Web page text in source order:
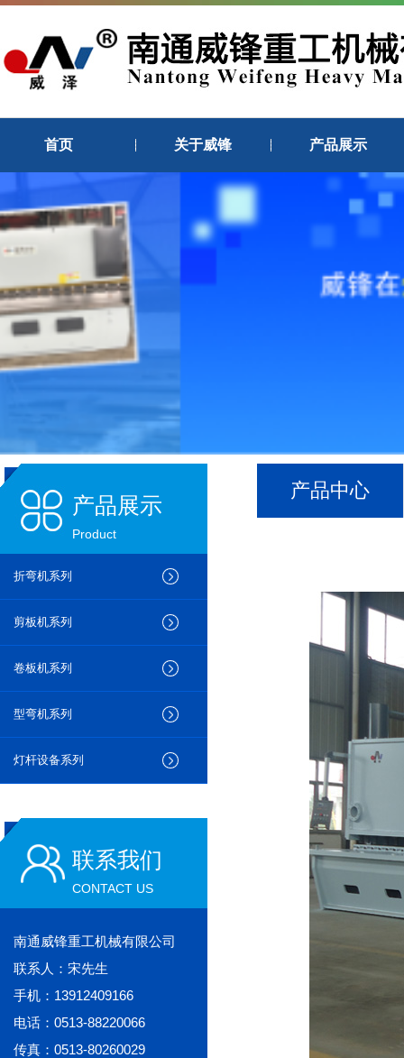
首页 关于威锋 产品展示
产品展示
Product
折弯机系列
剪板机系列
卷板机系列
型弯机系列
灯杆设备系列
联系我们
CONTACT US
南通威锋重工机械有限公司
联系人：宋先生
手机：13912409166
电话：0513-88220066
传真：0513-80260029
产品中心